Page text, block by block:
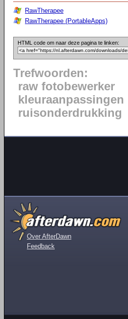
RawTherapee
RawTherapee (PortableApps)
HTML code om naar deze pagina te linken:
Trefwoorden:
raw fotobewerker
kleuraanpassingen
ruisonderdrukking
Over AfterDawn
Feedback